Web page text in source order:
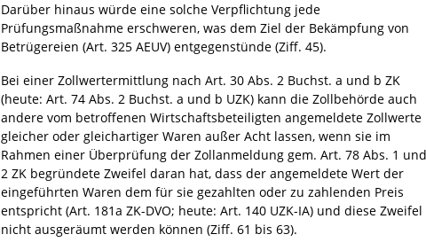
Darüber hinaus würde eine solche Verpflichtung jede
Prüfungsmaßnahme erschweren, was dem Ziel der Bekämpfung von
Betrügereien (Art. 325 AEUV) entgegenstünde (Ziff. 45).
Bei einer Zollwertermittlung nach Art. 30 Abs. 2 Buchst. a und b ZK
(heute: Art. 74 Abs. 2 Buchst. a und b UZK) kann die Zollbehörde auch
andere vom betroffenen Wirtschaftsbeteiligten angemeldete Zollwerte
gleicher oder gleichartiger Waren außer Acht lassen, wenn sie im
Rahmen einer Überprüfung der Zollanmeldung gem. Art. 78 Abs. 1 und
2 ZK begründete Zweifel daran hat, dass der angemeldete Wert der
eingeführten Waren dem für sie gezahlten oder zu zahlenden Preis
entspricht (Art. 181a ZK-DVO; heute: Art. 140 UZK-IA) und diese Zweifel
nicht ausgeräumt werden können (Ziff. 61 bis 63).